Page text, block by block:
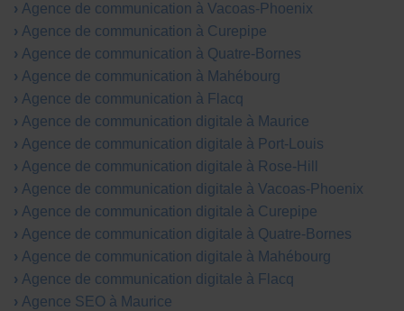
Agence de communication à Vacoas-Phoenix
Agence de communication à Curepipe
Agence de communication à Quatre-Bornes
Agence de communication à Mahébourg
Agence de communication à Flacq
Agence de communication digitale à Maurice
Agence de communication digitale à Port-Louis
Agence de communication digitale à Rose-Hill
Agence de communication digitale à Vacoas-Phoenix
Agence de communication digitale à Curepipe
Agence de communication digitale à Quatre-Bornes
Agence de communication digitale à Mahébourg
Agence de communication digitale à Flacq
Agence SEO à Maurice